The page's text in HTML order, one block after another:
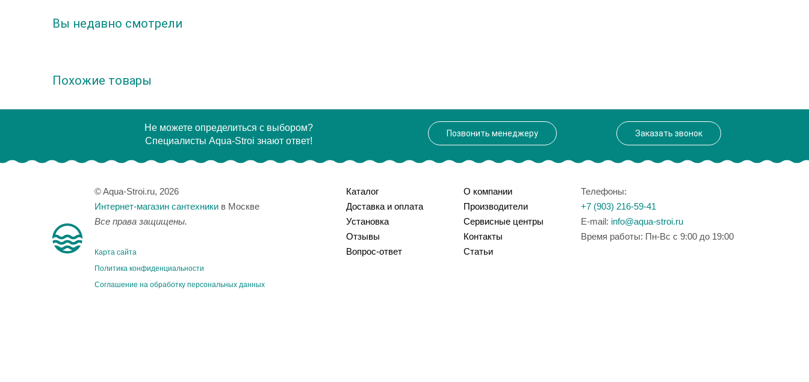
Вы недавно смотрели
Похожие товары
Не можете определиться с выбором?
Специалисты Aqua-Stroi знают ответ!
Позвонить менеджеру Заказать звонок
© Aqua-Stroi.ru, 2026
Интернет-магазин сантехники в Москве
Все права защищены.
Карта сайта
Политика конфиденциальности
Соглашение на обработку персональных данных
Каталог
Доставка и оплата
Установка
Отзывы
Вопрос-ответ
О компании
Производители
Сервисные центры
Контакты
Статьи
Телефоны:
+7 (903) 216-59-41
E-mail: info@aqua-stroi.ru
Время работы: Пн-Вс с 9:00 до 19:00